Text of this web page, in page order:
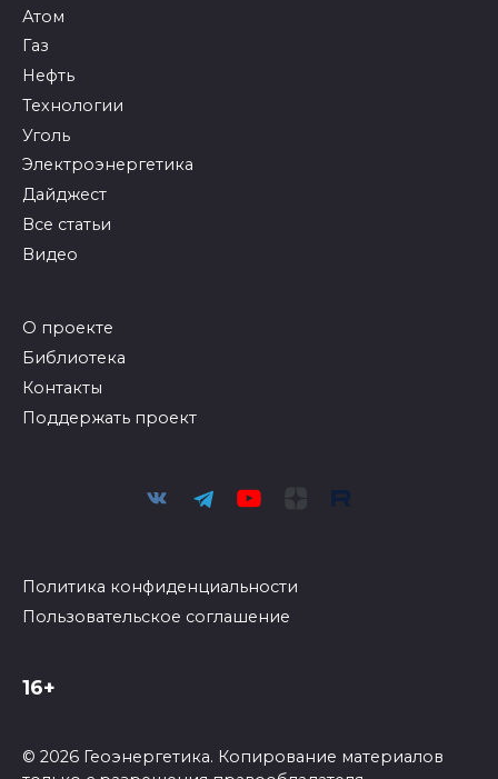
Атом
Газ
Нефть
Технологии
Уголь
Электроэнергетика
Дайджест
Все статьи
Видео
О проекте
Библиотека
Контакты
Поддержать проект
Политика конфиденциальности
Пользовательское соглашение
16+
© 2026 Геоэнергетика. Копирование материалов